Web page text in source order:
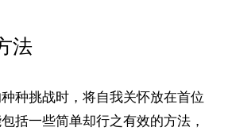
法
种挑战时，将自我关怀放在首位
括一些简单却行之有效的方法，